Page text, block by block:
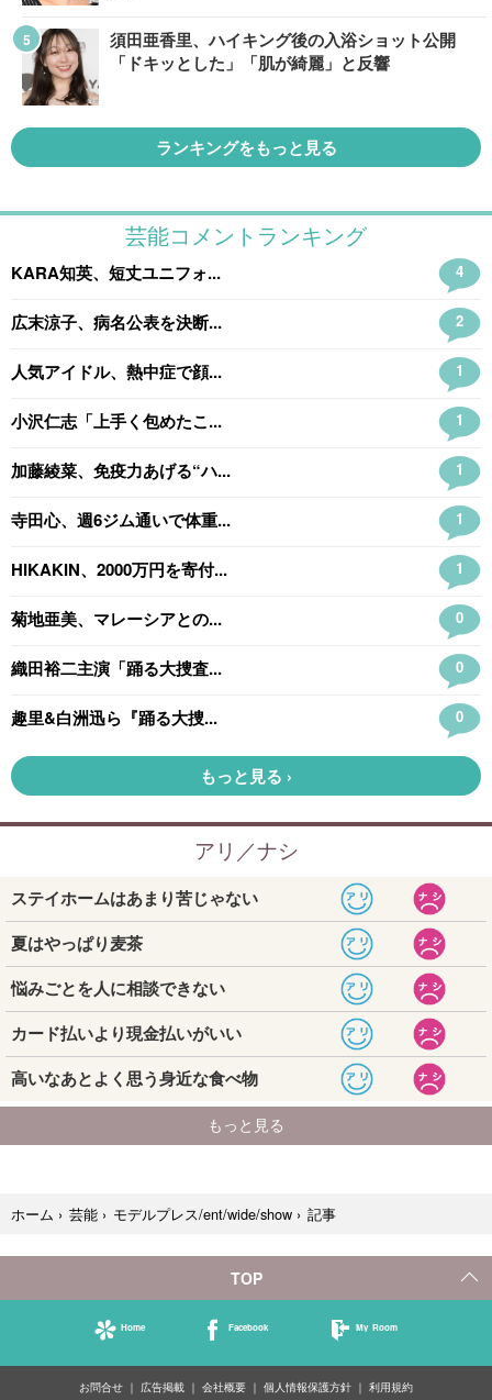
須田亜香里、ハイキング後の入浴ショット公開
「ドキッとした」「肌が綺麗」と反響
ランキングをもっと見る
ホーム › 芸能 › モデルプレス/ent/wide/show › 記事
TOP
Home Facebook My Room
お問合せ 広告掲載 会社概要 個人情報保護方針 利用規約